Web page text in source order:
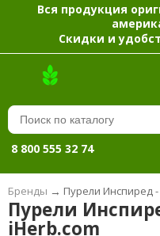
Вся продукция
Скидки и
8 800 555 32 74
Бренды → Пурели Инспиред
Пурели
iHerb.com